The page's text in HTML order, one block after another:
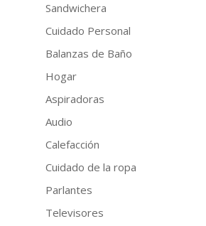
Sandwichera
Cuidado Personal
Balanzas de Baño
Hogar
Aspiradoras
Audio
Calefacción
Cuidado de la ropa
Parlantes
Televisores